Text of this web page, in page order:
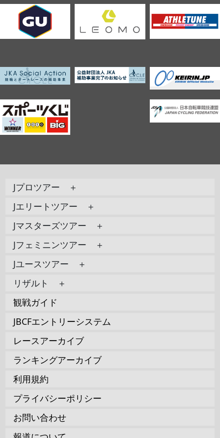
Jプロツアー ＋
Jエリートツアー ＋
Jマスターズツアー ＋
Jフェミニンツアー ＋
Jユースツアー ＋
リザルト ＋
観戦ガイド
JBCFエントリーシステム
レースアーカイブ
ランキングアーカイブ
利用規約
プライバシーポリシー
お問い合わせ